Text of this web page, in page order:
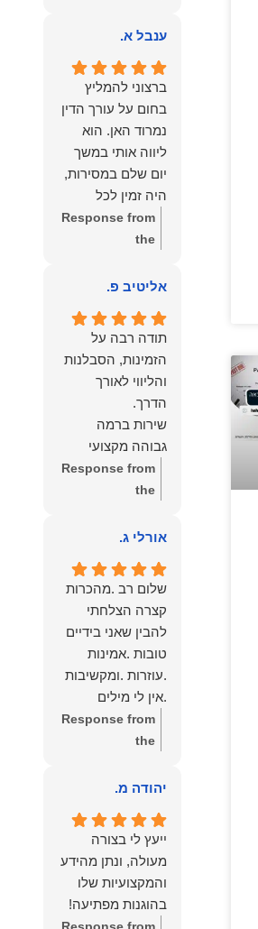
ותודה עליכם..אני
ותזכו לטוב כפי
שאתם....תבורכו
ברכה והצלחה
וחיבוק ממני🙂😘💓
רבה על המילים
והמרגשות. שמחנו
מאוד לקרוא את
דברייך. אנו
מעריכים את
האמון שנתת בנו
ונמשיך לעמוד
לצידך וללוות
אותך במסירות.
מאחלים לך מכל
הצלחה, ברכה
ובשורות טובות.
שמעון האן משרד
עורכי דין ונוטריון
ענבל א.
ברצוני להמליץ
בחום על עורך הדין
נמרוד האן. הוא
ליווה אותי במשך
יום שלם במסירות,
היה זמין לכל
שאלה, הכווין אותי
בכל שלב והעניק לי
לאורך כל התהליך.
הסבלנות, היסודיות
והאכפתיות שלו
בלטו מהרגע
הראשון. הרגשתי
שיש לי על מי
לסמוך, ואני
ממליצה עליו מכל
הלב לכל מי
שמחפש עורך דין
ומסור.
Response from
the
הוא שלנו, נעמוד
בכל עת גם
בהמשך. שמעון
האן משרד עורכי
דין ונוטריון
אליטיב פ.
תודה רבה על
הזמינות, הסבלנות
והליווי לאורך
שירות ברמה
גבוהה מקצועי
ואמין.
Response from
the
הוא שלנו.
אורלי ג.
שלום רב .מהכרות
קצרה הצלחתי
להבין שאני בידיים
טובות .אמינות
.עוזרות .ומקשיבות
.אין לי מילים
להודות לנמרוד
בעל העוצמות
אמת .תודה לכם
אור בעניים .
Response from
the
רבה על המילים
והחמות! כיף גדול
לשמוע שהרגשת
בידיים טובות.
בשביל הצוות שלנו
זה שווה את הכל.
יהודה מ.
ייעץ לי בצורה
מעולה, ונתן מהידע
והמקצועיות שלו
בהוגנות מפתיעה!